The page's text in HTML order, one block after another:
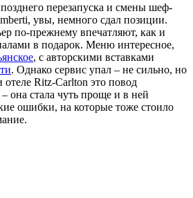
перезапуска и смены шеф-
увы, немного сдал позиции.
по-прежнему впечатляют, как и
в подарок. Меню интересное,
, с авторскими вставками
. Однако сервис упал – не сильно, но
отеле Ritz-Carlton это повод
она стала чуть проще и в ней
ошибки, на которые тоже стоило